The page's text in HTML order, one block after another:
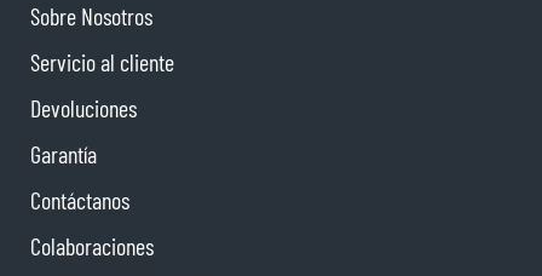
Sobre Nosotros
Servicio al cliente
Devoluciones
Garantía
Contáctanos
Colaboraciones